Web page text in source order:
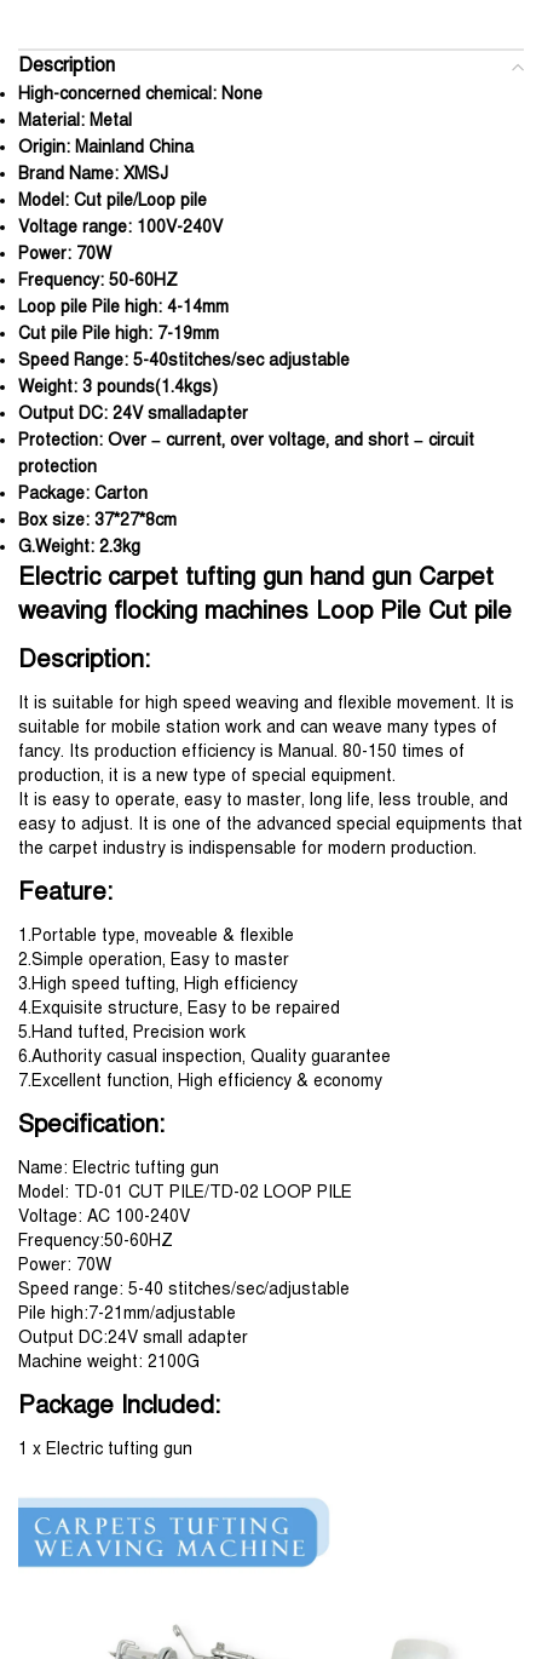
Description
High-concerned chemical: None
Material: Metal
Origin: Mainland China
Brand Name: XMSJ
Model: Cut pile/Loop pile
Voltage range: 100V-240V
Power: 70W
Frequency: 50-60HZ
Loop pile Pile high: 4-14mm
Cut pile Pile high: 7-19mm
Speed Range: 5-40stitches/sec adjustable
Weight: 3 pounds(1.4kgs)
Output DC: 24V smalladapter
Protection: Over – current, over voltage, and short – circuit
protection
Package: Carton
Box size: 37*27*8cm
G.Weight: 2.3kg
Electric carpet tufting gun hand gun Carpet
weaving flocking machines Loop Pile Cut pile
Description:
It is suitable for high speed weaving and flexible movement. It is
suitable for mobile station work and can weave many types of
fancy. Its production efficiency is Manual. 80-150 times of
production, it is a new type of special equipment.
It is easy to operate, easy to master, long life, less trouble, and
easy to adjust. It is one of the advanced special equipments that
the carpet industry is indispensable for modern production.
Feature:
1.Portable type, moveable & flexible
2.Simple operation, Easy to master
3.High speed tufting, High efficiency
4.Exquisite structure, Easy to be repaired
5.Hand tufted, Precision work
6.Authority casual inspection, Quality guarantee
7.Excellent function, High efficiency & economy
Specification:
Name: Electric tufting gun
Model: TD-01 CUT PILE/TD-02 LOOP PILE
Voltage: AC 100-240V
Frequency:50-60HZ
Power: 70W
Speed range: 5-40 stitches/sec/adjustable
Pile high:7-21mm/adjustable
Output DC:24V small adapter
Machine weight: 2100G
Package Included:
1 x Electric tufting gun